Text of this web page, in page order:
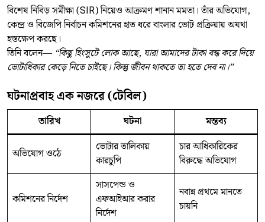
বিশেষ নিবিড় সমীক্ষা (SIR) নিয়েও আক্রমণ শানান মমতা। তাঁর অভিযোগ,
কেন্দ্র ও বিজেপি নির্বাচন কমিশনের হাত ধরে বাংলার ভোট প্রক্রিয়ায় অযথা
হস্তক্ষেপ করছে।
তিনি বলেন— “কিছু হিংসুটে লোক আছে, যারা আমাদের টাকা বন্ধ করে দিয়ে
ভোটাধিকার কেড়ে নিতে চাইছে। কিন্তু জীবন থাকতে তা হতে দেব না।”
ঘটনাপ্রবাহ এক নজরে (টেবিল)
তারিখ ঘটনা মন্তব্য
অভিযোগ ওঠে
ভোটার তালিকায়
কারচুপি
চার আধিকারিকের
বিরুদ্ধে অভিযোগ
কমিশনের নির্দেশ
সাসপেন্ড ও
এফআইআর করার
নির্দেশ
নবান্ন প্রথমে মানতে
চায়নি